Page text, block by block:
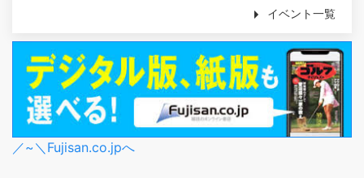
イベント一覧
／~＼Fujisan.co.jpへ